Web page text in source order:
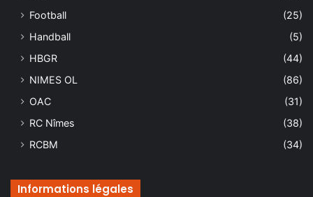
Football
(25)
Handball
(5)
HBGR
(44)
NIMES OL
(86)
OAC
(31)
RC Nîmes
(38)
RCBM
(34)
Informations légales